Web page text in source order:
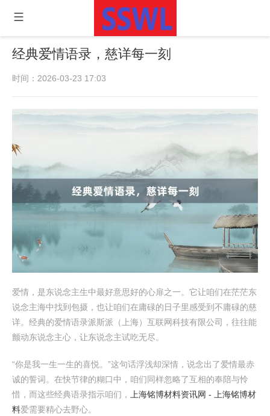
经典爱情语录，慈详每一刻
时间：2026-03-23 17:03
爱情，是东说念主生中最好意思好的心扉之一。它让咱们在茫茫东
说念主海中找到包摄，也让咱们在庸碌的日子里感受到不庸碌的慈
详。经典的爱情语录派斯派（上海）互联网科技有限公司，往往能
颤动东说念主心，让东说念主试吃无尽。
“你是我一生一生的喜悦。”这句话浮浅却深情，说念出了爱情最赤
诚的誓词。在快节律的糊口中，咱们同样忽略了互相的奉陪与怜
惜，而这些经典语录指示咱们，
上海铭博材料资讯网 - 上海铭博材
料爱需要精心去野心。